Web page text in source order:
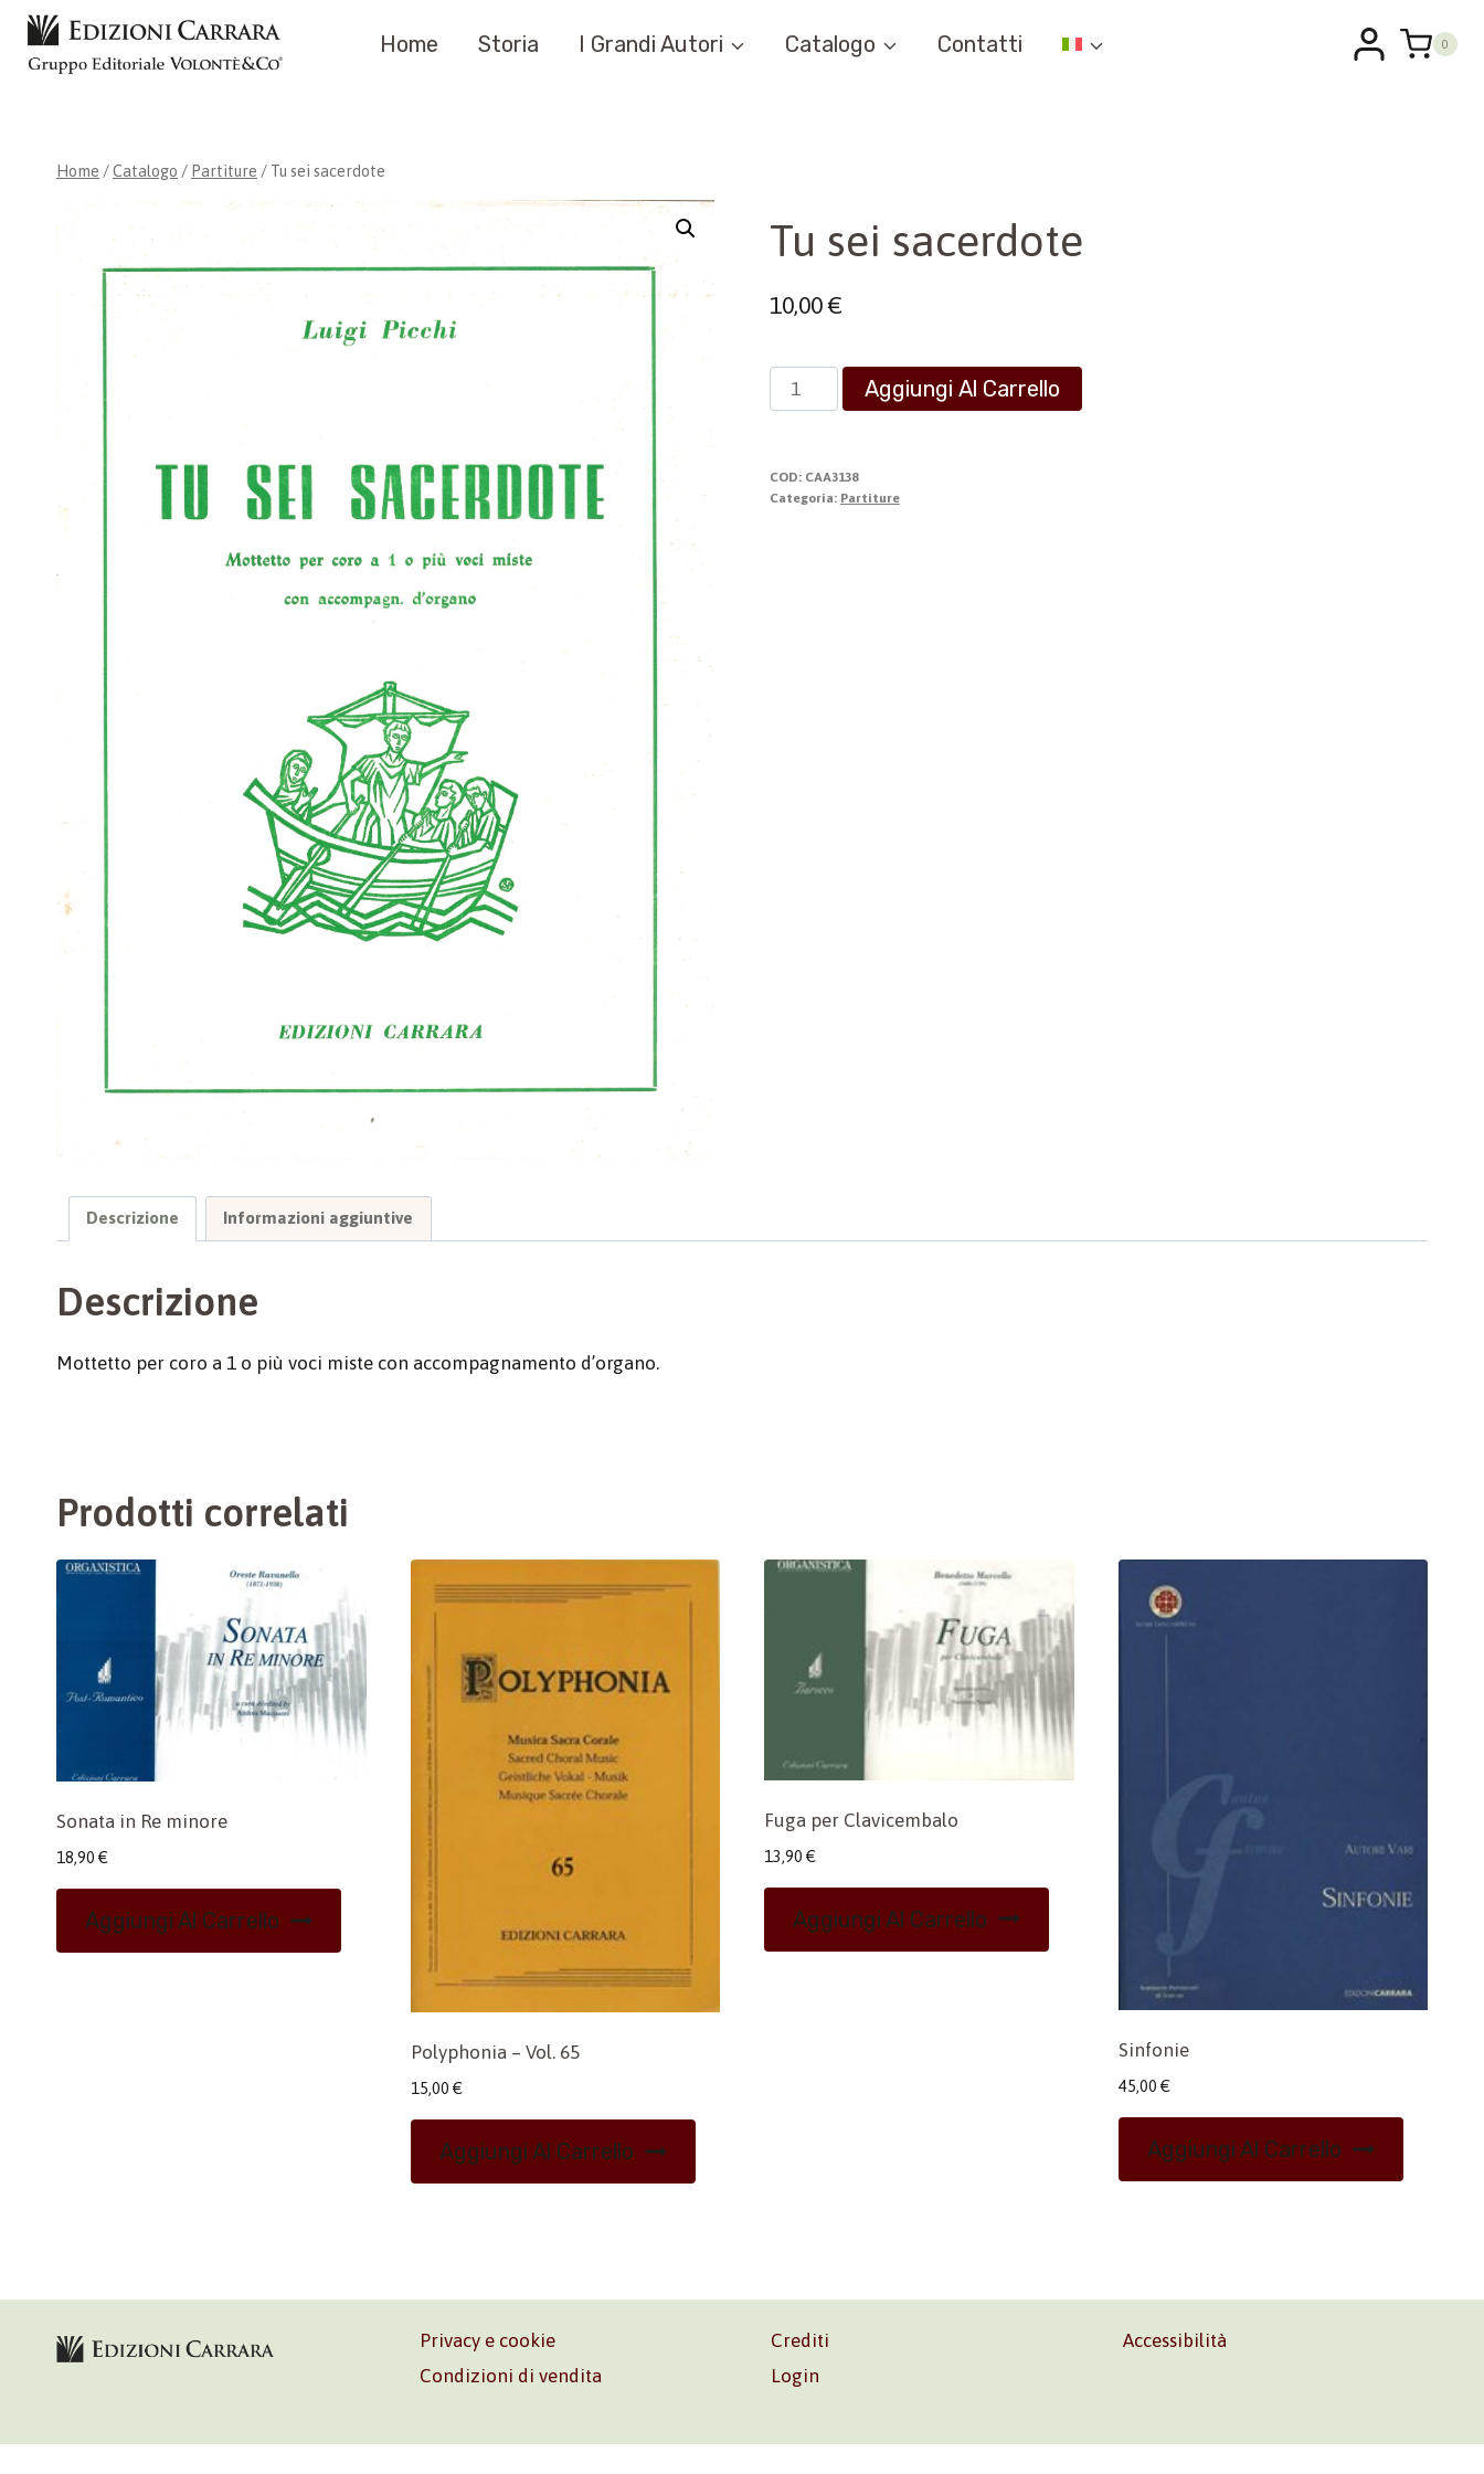
Salta
contenuto
Home Storia I Grandi Autori Catalogo Contatti 0
Home /Catalogo / Partiture / Tu sei sacerdote
Tu sei sacerdote
10,00€
sei
quantità
Aggiungi Al Carrello
COD: CAA3138
Categoria: Partiture
Descrizione Informazioni aggiuntive
Descrizione
Mottetto per coro a 1 o più voci miste con accompagnamento d’organo.
Prodotti correlati
Sonata in Re minore
18,90 €
Aggiungi Al Carrello
Polyphonia – Vol. 65
15,00 €
Aggiungi Al Carrello
Fuga per Clavicembalo
13,90 €
Aggiungi Al Carrello
Sinfonie
45,00 €
Aggiungi Al Carrello
Privacy e cookie
Condizioni di vendita
Crediti
Login
Accessibilità